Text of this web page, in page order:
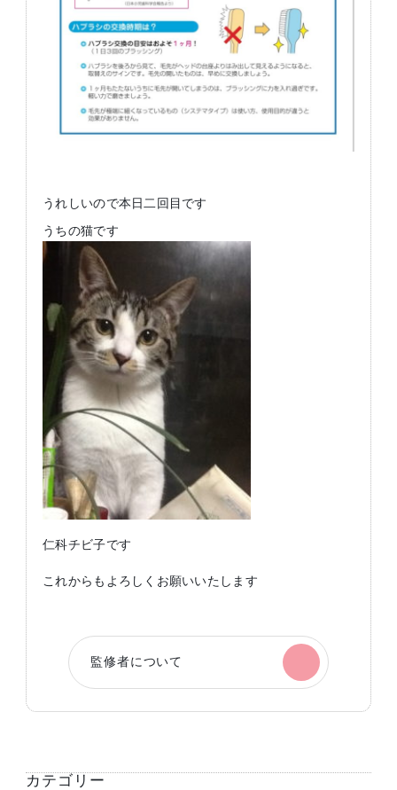
うれしいので本日二回目です
うちの猫です
仁科チビ子です
これからもよろしくお願いいたします
監修者について
カテゴリー